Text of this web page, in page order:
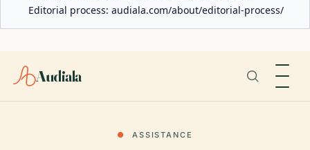
Editorial process: audiala.com/about/editorial-process/
Audiala
● ASSISTANCE